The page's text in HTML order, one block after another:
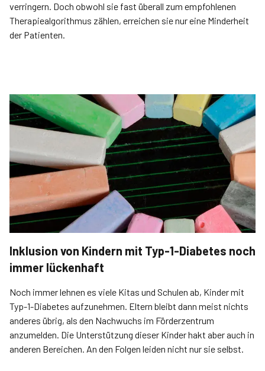
verringern. Doch obwohl sie fast überall zum empfohlenen
Therapiealgorithmus zählen, erreichen sie nur eine Minderheit
der Patienten.
Inklusion von Kindern mit Typ-1-Diabetes noch
immer lückenhaft
Noch immer lehnen es viele Kitas und Schulen ab, Kinder mit
Typ-1-Diabetes aufzunehmen. Eltern bleibt dann meist nichts
anderes übrig, als den Nachwuchs im Förder­zentrum
anzumelden. Die Unterstützung dieser Kinder hakt aber auch in
anderen Bereichen. An den Folgen leiden nicht nur sie selbst.